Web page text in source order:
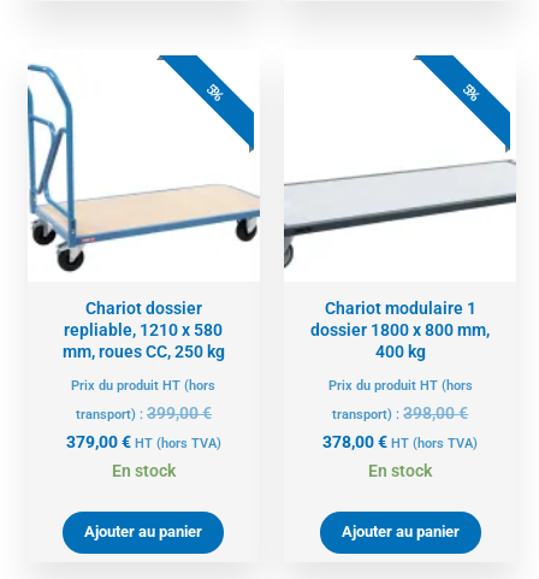
5%
Chariot dossier
repliable, 1210 x 580
mm, roues CC, 250 kg
Prix du produit HT (hors
transport) : 399,00€
prix
initial
était :
379,00€ HT (hors TVA)
En stock
Ajouter au panier
5%
Chariot modulaire 1
dossier 1800 x 800 mm,
400 kg
Prix du produit HT (hors
transport) :398,00€
prix
initial
était :
398,00 €.
378,00€
378,00 €.
HT (hors TVA)
En stock
Ajouter au panier